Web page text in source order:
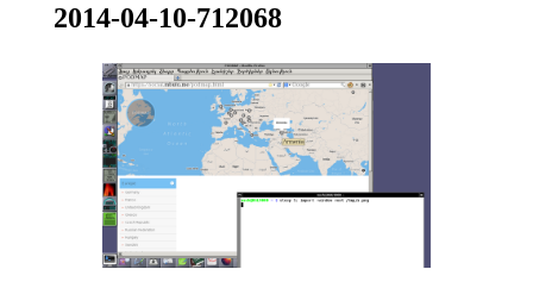
2014-04-10-712068